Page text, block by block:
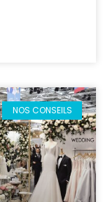
NOS CONSEILS